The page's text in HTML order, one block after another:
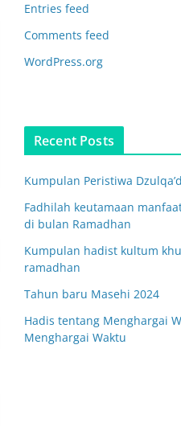
Entries feed
Comments feed
WordPress.org
Recent Posts
Kumpulan Peristiwa
Fadhilah keutamaan
di bulan Ramadhan
Kumpulan hadist kultum
ramadhan
Tahun baru Masehi 2024
Hadis tentang Menghargai
Menghargai Waktu